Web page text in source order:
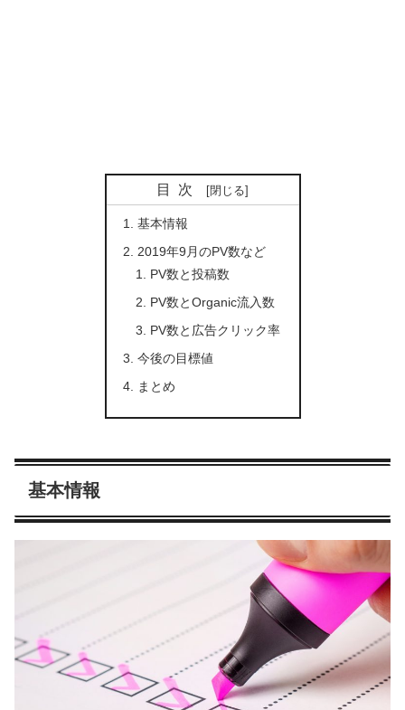
目次
基本情報
2019年9月のPV数など
PV数と投稿数
PV数とOrganic流入数
PV数と広告クリック率
今後の目標値
まとめ
基本情報